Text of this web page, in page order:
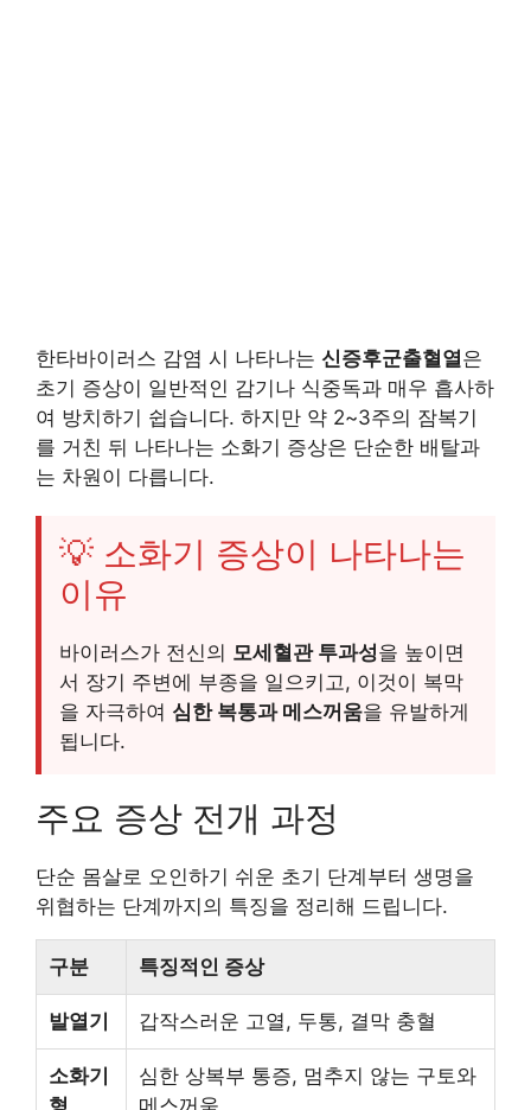
한타바이러스 감염 시 나타나는 신증후군출혈열은
초기 증상이 일반적인 감기나 식중독과 매우 흡사하
여 방치하기 쉽습니다. 하지만 약 2~3주의 잠복기
를 거친 뒤 나타나는 소화기 증상은 단순한 배탈과
는 차원이 다릅니다.
💡 소화기 증상이 나타나는
이유
바이러스가 전신의 모세혈관 투과성을 높이면
서 장기 주변에 부종을 일으키고, 이것이 복막
을 자극하여 심한 복통과 메스꺼움을 유발하게
됩니다.
주요 증상 전개 과정
단순 몸살로 오인하기 쉬운 초기 단계부터 생명을
위협하는 단계까지의 특징을 정리해 드립니다.
구분 특징적인 증상
발열기 갑작스러운 고열, 두통, 결막 충혈
소화기
심한 상복부 통증, 멈추지 않는 구토와